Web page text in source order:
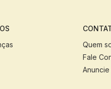
Quem
Fale